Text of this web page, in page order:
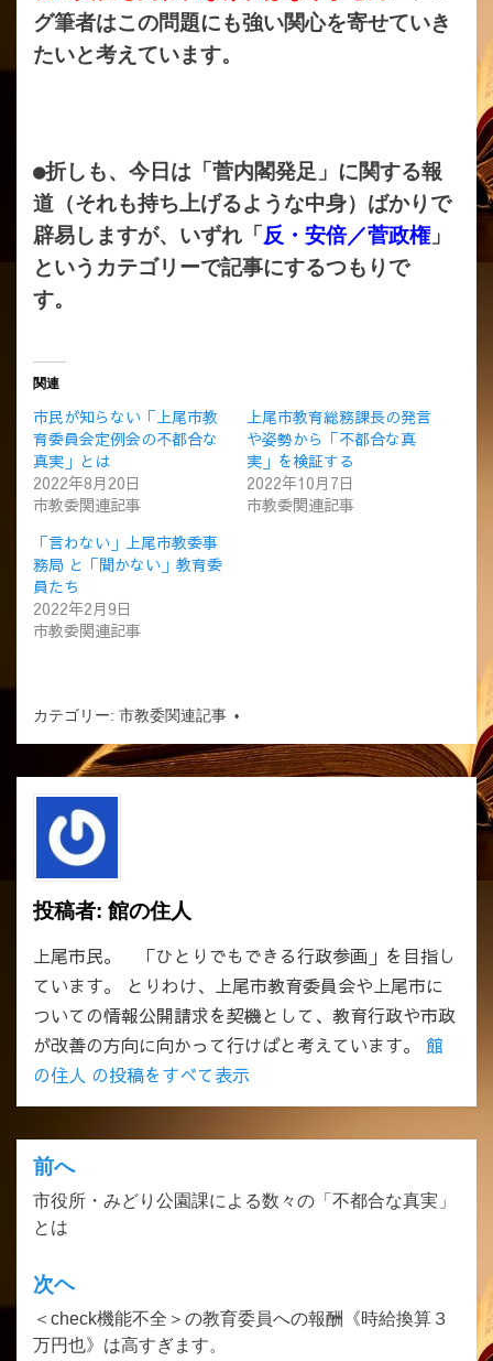
グ筆者はこの問題にも強い関心を寄せていき
たいと考えています。
●折しも、今日は「菅内閣発足」に関する報
道（それも持ち上げるような中身）ばかりで
辟易しますが、いずれ「 反・安倍／菅政権」
というカテゴリーで記事にするつもりで
す。
関連
市民が知らない「上尾市教
育委員会定例会の不都合な
真実」とは
2022年8月20日
市教委関連記事
上尾市教育総務課長の発言
や姿勢から「不都合な真
実」を検証する
2022年10月7日
市教委関連記事
「言わない」上尾市教委事
務局 と「聞かない」教育委
員たち
2022年2月9日
市教委関連記事
カテゴリー: 市教委関連記事
投稿者: 館の住人
上尾市民。 「ひとりでもできる行政参画」を目指し
ています。 とりわけ、上尾市教育委員会や上尾市に
ついての情報公開請求を契機として、教育行政や市政
が改善の方向に向かって行けばと考えています。 館
の住人 の投稿をすべて表示
投
稿
ナ
ビ
ゲ
ー
前へ
市役所・みどり公園課による数々の「不都合な真実」
とは
次ヘ
＜check機能不全＞の教育委員への報酬《時給換算３
万円也》は高すぎます。